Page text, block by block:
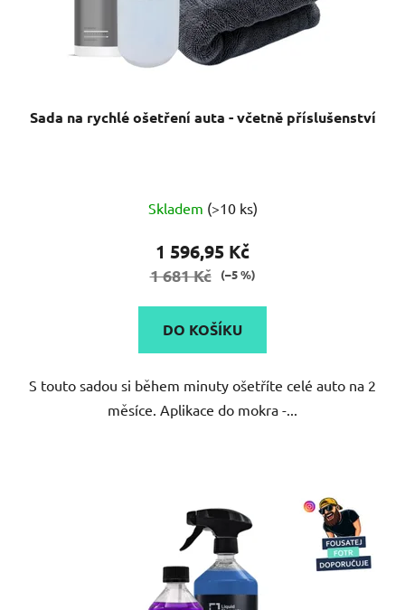
Sada na rychlé ošetření auta - včetně příslušenství
Skladem (>10 ks)
1 596,95 Kč
1 681 Kč (–5 %)
DO KOŠÍKU
S touto sadou si během minuty ošetříte celé auto na 2
měsíce. Aplikace do mokra -...